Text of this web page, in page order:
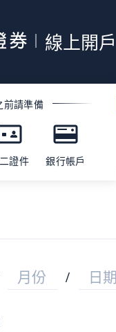
線上開戶
前請準備
證件 銀行帳戶
月份 / 日期